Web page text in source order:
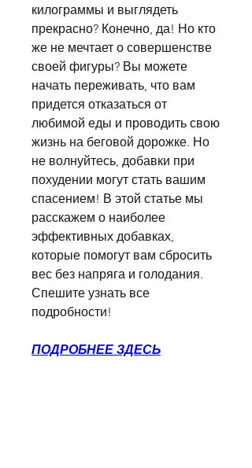
килограммы и выглядеть
прекрасно? Конечно, да! Но кто
же не мечтает о совершенстве
своей фигуры? Вы можете
начать переживать, что вам
придется отказаться от
любимой еды и проводить свою
жизнь на беговой дорожке. Но
не волнуйтесь, добавки при
похудении могут стать вашим
спасением! В этой статье мы
расскажем о наиболее
эффективных добавках,
которые помогут вам сбросить
вес без напряга и голодания.
Спешите узнать все
подробности!
ПОДРОБНЕЕ ЗДЕСЬ